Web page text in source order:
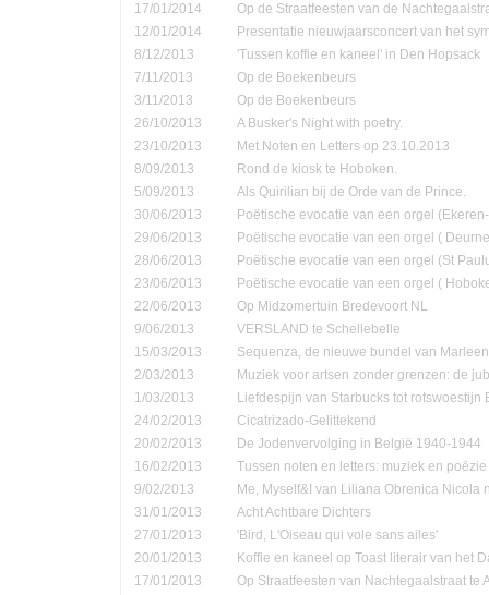
17/01/2014
Op de Straatfeesten van de
12/01/2014
Presentatie nieuwjaarsconcert van het
8/12/2013
'Tussen koffie en kaneel' in Den Hopsack
7/11/2013
Op de Boekenbeurs
3/11/2013
Op de Boekenbeurs
26/10/2013
A Busker's Night with poetry.
23/10/2013
Met Noten en Letters op 23.10.2013
8/09/2013
Rond de kiosk te Hoboken.
5/09/2013
Als Quirilian bij de Orde van de Prince.
30/06/2013
Poëtische evocatie van een orgel
29/06/2013
Poëtische evocatie van een orgel (
28/06/2013
Poëtische evocatie van een orgel (St
23/06/2013
Poëtische evocatie van een orgel (
22/06/2013
Op Midzomertuin Bredevoort NL
9/06/2013
VERSLAND te Schellebelle
15/03/2013
Sequenza, de nieuwe bundel van
2/03/2013
Muziek voor artsen zonder grenzen: de
1/03/2013
Liefdespijn van Starbucks tot rotswoestijn
24/02/2013
Cicatrizado-Gelittekend
20/02/2013
De Jodenvervolging in België 1940-1944
16/02/2013
Tussen noten en letters: muziek en
9/02/2013
Me, Myself&I van Liliana Obrenica Nicola
31/01/2013
Acht Achtbare Dichters
27/01/2013
'Bird, L'Oiseau qui vole sans ailes'
20/01/2013
Koffie en kaneel op Toast literair van het
17/01/2013
Op Straatfeesten van Nachtegaalstraat te